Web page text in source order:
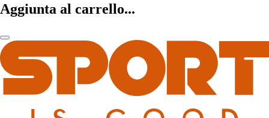
Aggiunta al carrello...